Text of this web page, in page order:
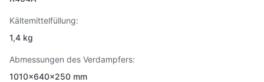
Kältemittelfüllung:
1,4 kg
Abmessungen des Verdampfers:
1010×640×250 mm